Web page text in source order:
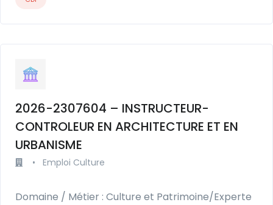
2026-2307604 – INSTRUCTEUR-
CONTROLEUR EN ARCHITECTURE ET EN
URBANISME
• Emploi Culture
Domaine / Métier : Culture et Patrimoine/Experte